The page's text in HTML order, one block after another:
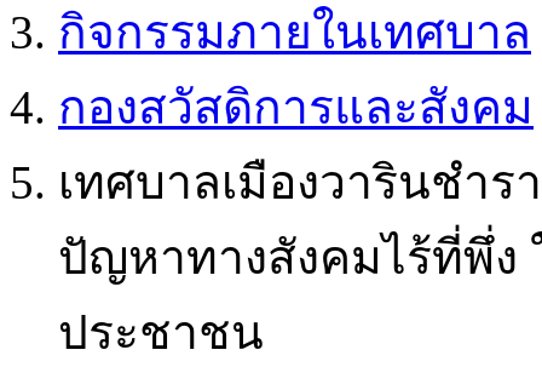
กิจกรรมภายในเทศบาล
กองสวัสดิการและสังคม
เทศบาลเมืองวารินชำ
ปัญหาทางสังคมไร้ที่พึ่ง
ประชาชน